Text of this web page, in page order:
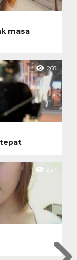
masa
268
237